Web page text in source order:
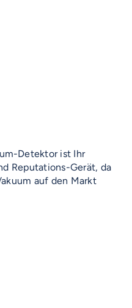
Detektor ist Ihr
Reputations-Gerät, da
auf den Markt